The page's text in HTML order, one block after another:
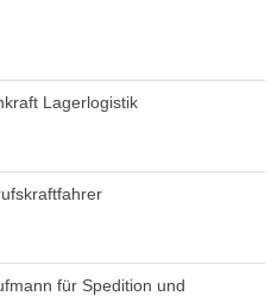
Lagerlogistik
für Spedition und